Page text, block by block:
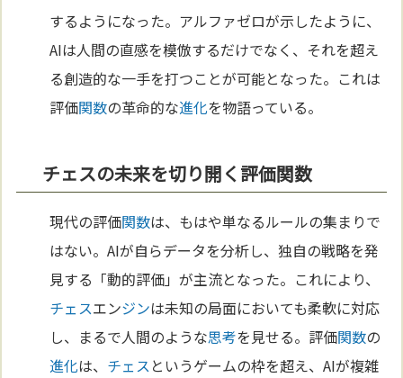
するようになった。アルファゼロが示したように、
AIは人間の直感を模倣するだけでなく、それを超え
る創造的な一手を打つことが可能となった。これは
評価関数の革命的な進化を物語っている。
チェスの未来を切り開く評価関数
現代の評価関数は、もはや単なるルールの集まりで
はない。AIが自らデータを分析し、独自の戦略を発
見する「動的評価」が主流となった。これにより、
チェスエンジンは未知の局面においても柔軟に対応
し、まるで人間のような思考を見せる。評価関数の
進化は、 チェスというゲームの枠を超え、AIが複雑